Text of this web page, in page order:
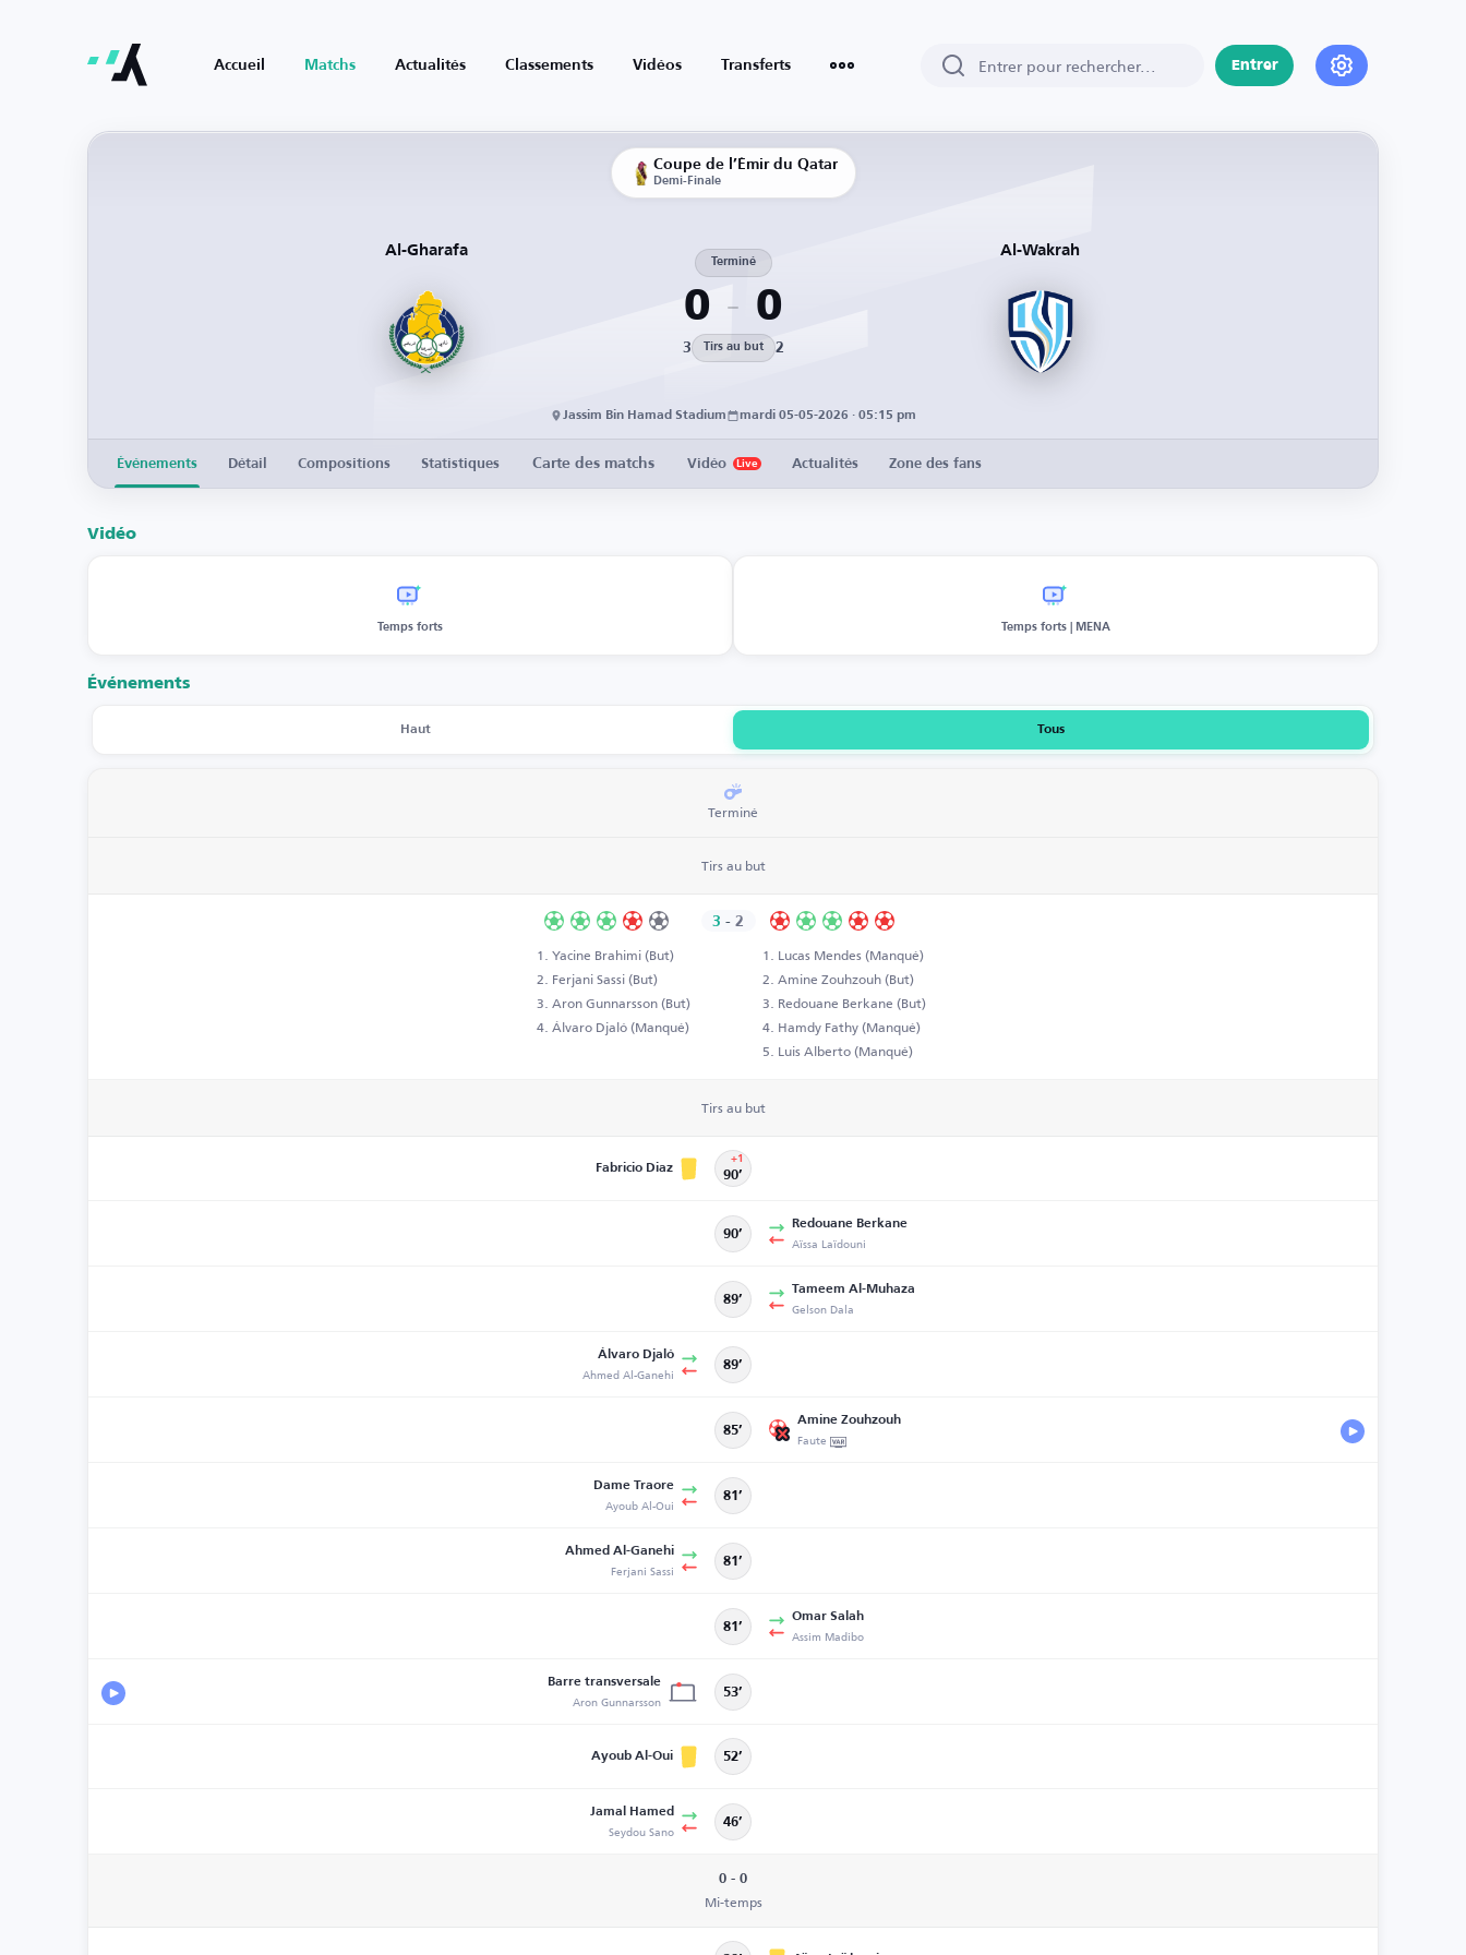
Accueil Matchs Actualités Classements Vidéos Transferts Entrer
Coupe de l’Émir du Qatar
Demi-Finale
Al-Gharafa
0
Terminé
0
3 Tirs au but 2
Al-Wakrah
Jassim Bin Hamad Stadium mardi 05-05-2026 · 05:15 pm
Événements Détail Compositions Statistiques Carte des matchs Vidéo Live Actualités Zone des fans
Vidéo
Temps forts Temps forts | MENA
Événements
Haut Tous
Terminé
Tirs au but
Yacine Brahimi (But)
Ferjani Sassi (But)
Aron Gunnarsson (But)
Álvaro Djaló (Manqué)
3 - 2
Lucas Mendes (Manqué)
Amine Zouhzouh (But)
Redouane Berkane (But)
Hamdy Fathy (Manqué)
Luis Alberto (Manqué)
Tirs au but
Fabricio Diaz 90’
+1
90’
Redouane Berkane
Aïssa Laïdouni
89’
Tameem Al-Muhaza
Gelson Dala
Álvaro Djaló
Ahmed Al-Ganehi 89’
85’
Amine Zouhzouh
Faute
Dame Traore
Ayoub Al-Oui 81’
Ahmed Al-Ganehi
Ferjani Sassi 81’
81’
Omar Salah
Assim Madibo
Barre transversale
Aron Gunnarsson 53’
Ayoub Al-Oui 52’
Jamal Hamed
Seydou Sano 46’
0 - 0
Mi-temps